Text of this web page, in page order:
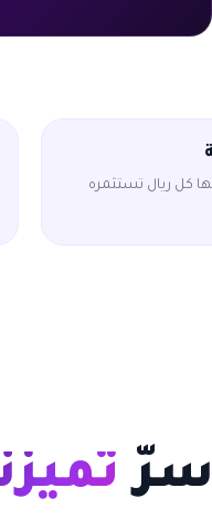
كل ريال تستثمره
سرّ